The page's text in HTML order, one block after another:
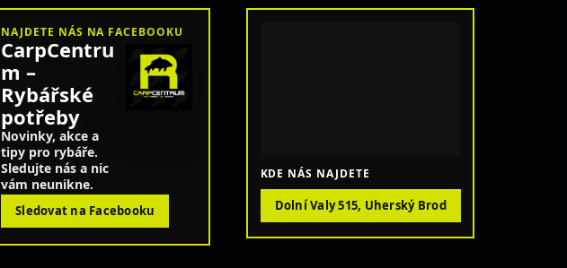
NAJDETE NÁS NA FACEBOOKU
CarpCentru
m –
Rybářské
potřeby
Novinky, akce a
tipy pro rybáře.
Sledujte nás a nic
vám neunikne.
Sledovat na Facebooku
KDE NÁS NAJDETE
Dolní Valy 515, Uherský Brod